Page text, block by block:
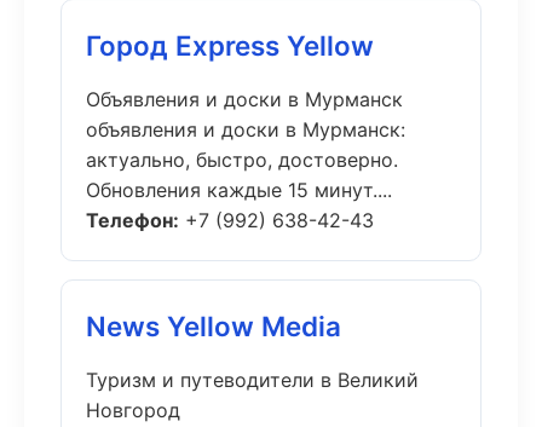
Город Express Yellow
Объявления и доски в Мурманск
объявления и доски в Мурманск:
актуально, быстро, достоверно.
Обновления каждые 15 минут....
Телефон: +7 (992) 638-42-43
News Yellow Media
Туризм и путеводители в Великий
Новгород